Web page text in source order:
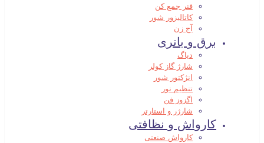
فنر جمع کن
کاتالیزور شور
آج زن
برق و باتری
دیاگ
شارژ گاز کولر
انژکتور شور
تنظیم نور
اگزوز فن
شارژر و استارتر
کارواش و نظافتی
کارواش صنعتی